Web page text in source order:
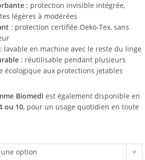
: protection invisible intégrée,
légères à modérées
: protection certifiée Oeko-Tex, sans
: lavable en machine avec le reste du linge
: réutilisable pendant plusieurs
écologique aux protections jetables
Biomedi est également disponible en
ou 10, pour un usage quotidien en toute
option